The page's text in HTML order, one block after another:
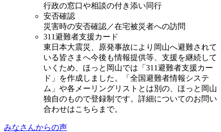
行政の窓口や相談の付き添い同行
安否確認
災害時の安否確認／在宅被災者への訪問
311避難者支援カード
東日本大震災、原発事故により岡山へ避難されて
いる皆さまへ今後も情報提供等、支援を継続して
いくため、ほっと岡山では「311避難者支援カー
ド」を作成しました。「全国避難者情報システ
ム」や各メーリングリストとは別の、ほっと岡山
独自のもので登録制です。詳細についてのお問い
合わせはこちらまで。
みなさんからの声